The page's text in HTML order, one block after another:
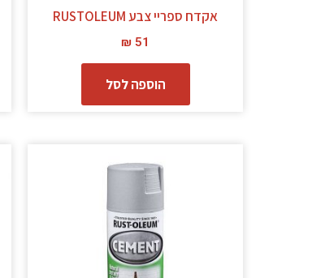
אקדח ספריי צבע RUSTOLEUM
₪ 51
הוספה לסל